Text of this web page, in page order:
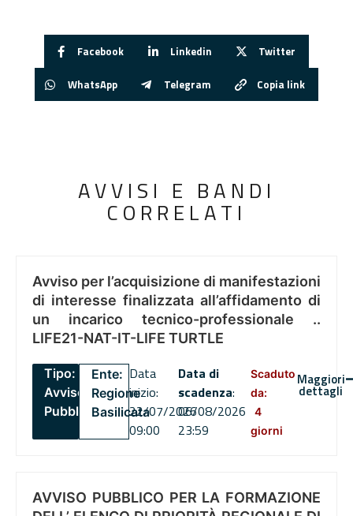
Facebook Linkedin Twitter
WhatsApp Telegram Copia link
AVVISI E BANDI
CORRELATI
Avviso per l’acquisizione di manifestazioni
di interesse finalizzata all’affidamento di
un incarico tecnico-professionale ..
LIFE21-NAT-IT-LIFE TURTLE
Tipo:
Avviso
Pubblico
Ente:
Regione
Basilicata
Data
inizio:
22/07/2026
09:00
Data di
scadenza:
06/08/2026
23:59
Scaduto
da:
4
giorni
Maggiori
dettagli
AVVISO PUBBLICO PER LA FORMAZIONE